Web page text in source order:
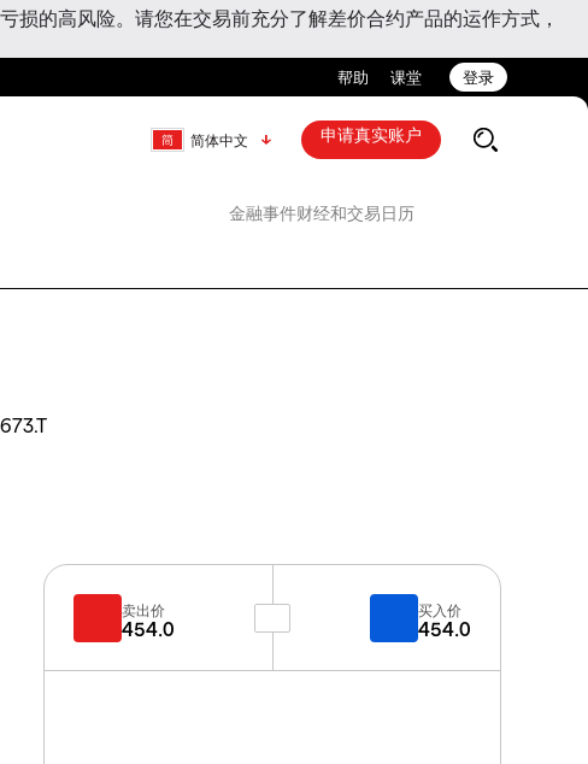
的高风险。请您在交易前充分了解差价合约产品的运作方式，
帮助 课堂 登录
简体中文 申请真实账户
金融事件财经和交易日历
卖出价
454.0
买入价
454.0